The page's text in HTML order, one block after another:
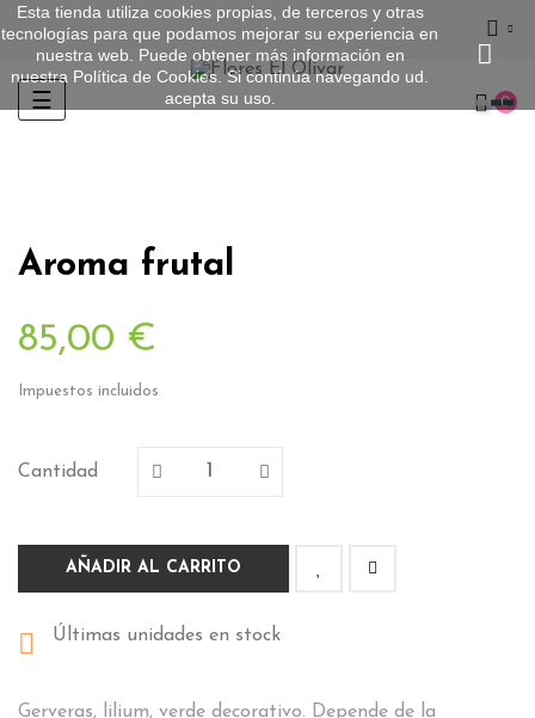
Esta tienda utiliza cookies propias, de terceros y otras
tecnologías para que podamos mejorar su experiencia en
nuestra web. Puede obtener más información en
nuestra Política de Cookies . Si continúa navegando ud.
acepta su uso.
Navegación
☰ 0
Aroma frutal
85,00 €
Impuestos incluidos
Cantidad
AÑADIR AL CARRITO
 Últimas unidades en stock
Gerveras, lilium, verde decorativo. Depende de la